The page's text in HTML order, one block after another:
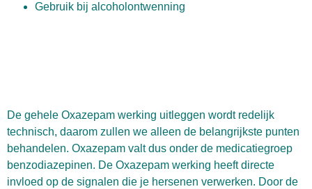
Gebruik bij alcoholontwenning
De gehele Oxazepam werking uitleggen wordt redelijk
technisch, daarom zullen we alleen de belangrijkste punten
behandelen. Oxazepam valt dus onder de medicatiegroep
benzodiazepinen. De Oxazepam werking heeft directe
invloed op de signalen die je hersenen verwerken. Door de